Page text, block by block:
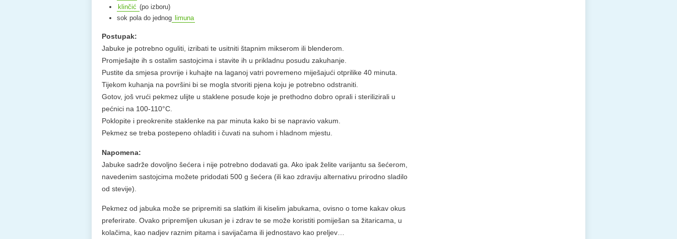
klinčić (po izboru)
sok pola do jednog limuna
Postupak:
Jabuke je potrebno oguliti, izribati te usitniti štapnim mikserom ili blenderom.
Promješajte ih s ostalim sastojcima i stavite ih u prikladnu posudu zakuhanje.
Pustite da smjesa provrije i kuhajte na laganoj vatri povremeno miješajući otprilike 40 minuta.
Tijekom kuhanja na površini bi se mogla stvoriti pjena koju je potrebno odstraniti.
Gotov, još vrući pekmez ulijte u staklene posude koje je prethodno dobro oprali i sterilizirali u
pećnici na 100-110°C.
Poklopite i preokrenite staklenke na par minuta kako bi se napravio vakum.
Pekmez se treba postepeno ohladiti i čuvati na suhom i hladnom mjestu.
Napomena:
Jabuke sadrže dovoljno šećera i nije potrebno dodavati ga. Ako ipak želite varijantu sa šećerom,
navedenim sastojcima možete pridodati 500 g šećera (ili kao zdraviju alternativu prirodno sladilo
od stevije).
Pekmez od jabuka može se pripremiti sa slatkim ili kiselim jabukama, ovisno o tome kakav okus
preferirate. Ovako pripremljen ukusan je i zdrav te se može koristiti pomiješan sa žitaricama, u
kolačima, kao nadjev raznim pitama i savijačama ili jednostavo kao preljev…